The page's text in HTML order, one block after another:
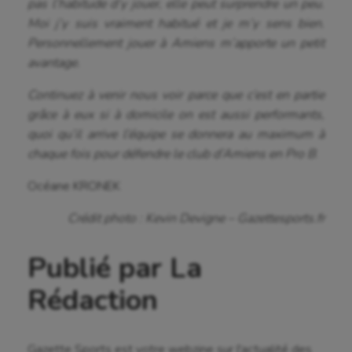
pas l’habitude d’y jouer, elle peut surprendre un peu.
Moi j’y suis vraiment habitué et je m’y sens bien.
Personnellement jouer à Amiens m’apporte un petit
avantage.
Continuez à venir nous voir parce que c’est en partie
grâce à eux si à domicile on est aussi performants,
quoi qu’il arrive l’équipe se donnera au maximum à
chaque fois pour défendre le club d’Amiens en Pro B
Océane KRONEK
Crédit photo : Kevin Devigne – Gazettesports.fr
Publié par La
Rédaction